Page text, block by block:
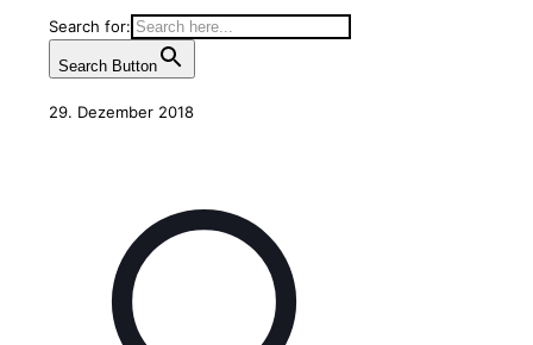
Search for:
Search Button
29. Dezember 2018